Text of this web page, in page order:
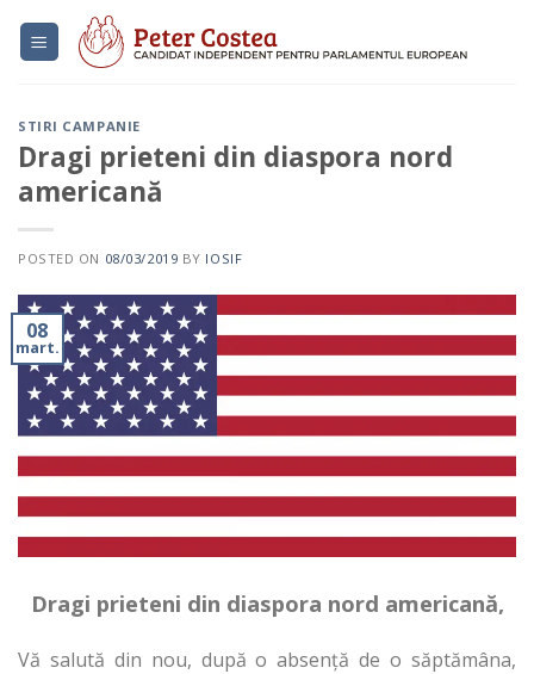
STIRI CAMPANIE
Dragi prieteni din diaspora nord
americană
POSTED ON 08/03/2019 BY IOSIF
08
mart.
Dragi prieteni din diaspora nord americană,
Vă salută din nou, după o absență de o săptămâna,